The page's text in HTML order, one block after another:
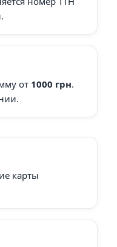
от 1000 грн.
карты